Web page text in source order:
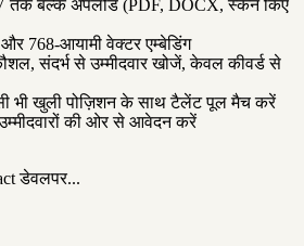
तक बल्क अपलोड (PDF, DOCX, स्कैन किए
और 768-आयामी वेक्टर एम्बेडिंग
संदर्भ से उम्मीदवार खोजें, केवल कीवर्ड से
भी खुली पोज़िशन के साथ टैलेंट पूल मैच करें
की ओर से आवेदन करें
डेवलपर...